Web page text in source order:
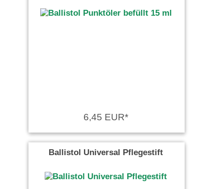
6,45 EUR*
Ballistol Universal Pflegestift